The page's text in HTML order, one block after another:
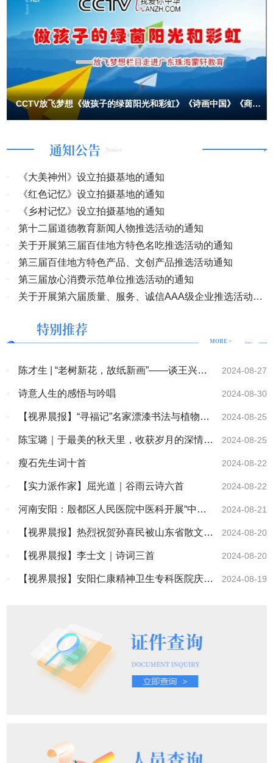
CCTV放飞梦想《做孩子的绿茵阳光和彩虹》《诗画中国》《商企
故事》开机
通知公告 Notice
·
《大美神州》设立拍摄基地的通知
·
《红色记忆》设立拍摄基地的通知
·
《乡村记忆》设立拍摄基地的通知
·
第十二届道德教育新闻人物推选活动的通知
·
关于开展第三届百佳地方特色名吃推选活动的通知
·
第三届百佳地方特色产品、文创产品推选活动通知
·
第三届放心消费示范单位推选活动的通知
·
关于开展第六届质量、服务、诚信AAA级企业推选活动的
特别推荐
MORE +
·
陈才生 | “老树新花，故纸新画”——谈王兴舟
的读书观
2024-08-27
· 诗意人生的感悟与吟唱 2024-08-30
·
【视界晨报】“寻福记”名家漂漆书法与植物画
非遗作品展在福州成功举办
2024-08-25
·
陈宝璐｜于最美的秋天里，收获岁月的深情
（美文）
2024-08-25
· 瘦石先生词十首 2024-08-22
· 【实力派作家】屈光道｜谷雨云诗六首 2024-08-22
·
河南安阳：殷都区人民医院中医科开展“中医
科普大讲堂”活动
2024-08-21
·
【视界晨报】热烈祝贺孙喜民被山东省散文学
会吸收为会员
2024-08-20
· 【视界晨报】李士文｜诗词三首 2024-08-20
·
【视界晨报】安阳仁康精神卫生专科医院庆祝
2024-08-19